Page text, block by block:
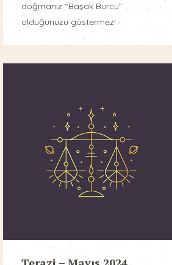
doğmanız “Başak Burcu”
olduğunuzu göstermez!